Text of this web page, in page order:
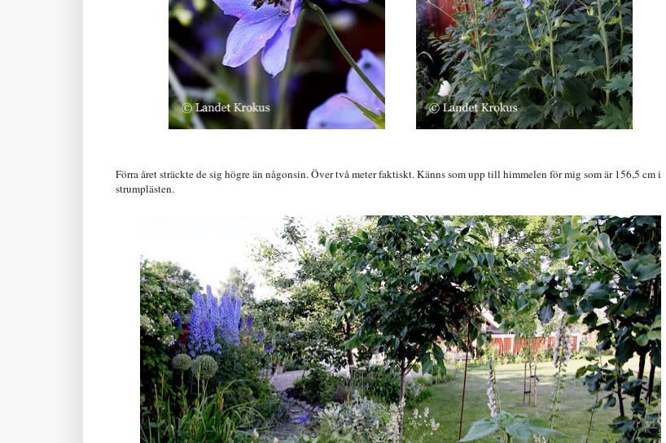
Förra året sträckte de sig högre än någonsin. Över två meter faktiskt. Känns som upp till himmelen för mig som är 156,5 cm i
strumplästen.